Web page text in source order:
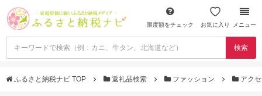
限度額をチェック お気に入り メニュー
検索
ふるさと納税ナビ TOP 返礼品検索 ファッション アク